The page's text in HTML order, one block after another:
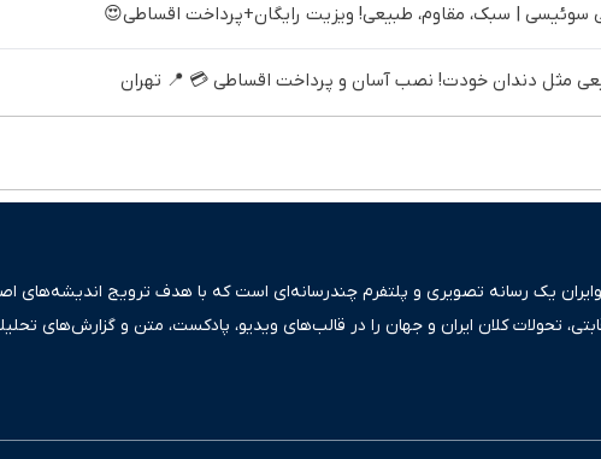
سوئیسی | سبک، مقاوم، طبیعی! ویزیت رایگان+پرداخت اقساطی😍
مثل دندان خودت! نصب آسان و پرداخت اقساطی 💳 📍 تهران
یک رسانه تصویری و پلتفرم چندرسانه‌ای است که با هدف ترویج اندیشه‌های
تحولات کلان ایران و جهان را در قالب‌های ویدیو، پادکست، متن و گزارش‌های